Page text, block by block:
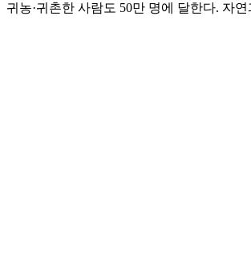
귀농·귀촌한 사람도 50만 명에 달한다. 자